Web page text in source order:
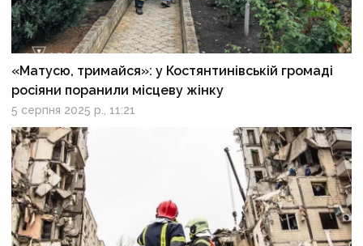
«Матусю, тримайся»: у Костянтинівській громаді
росіяни поранили місцеву жінку
5 серпня 2025 р., 11:21